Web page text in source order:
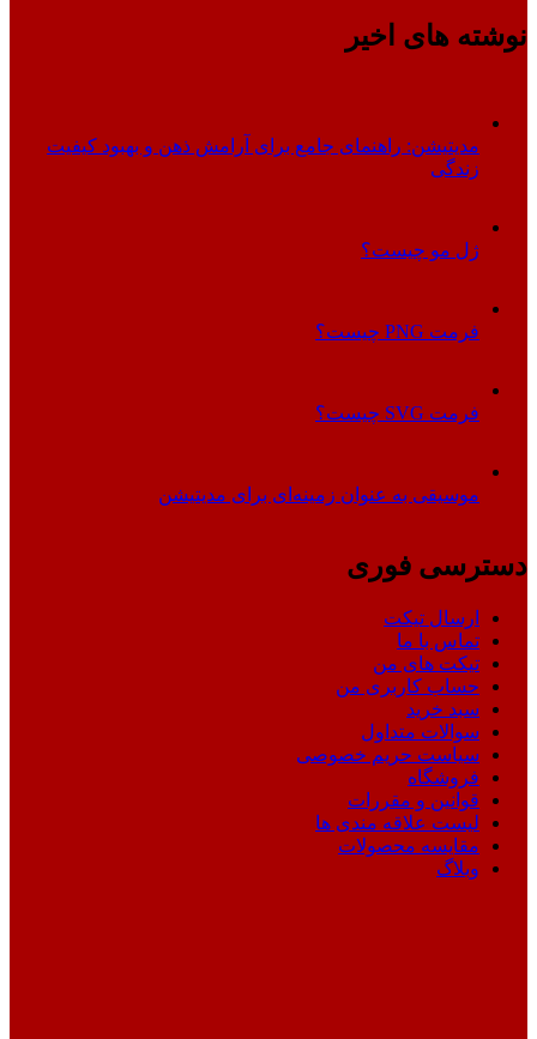
نوشته های اخیر
مدیتیشن: راهنمای جامع برای آرامش ذهن و بهبود کیفیت
زندگی
ژل مو چیست؟
فرمت PNG چیست؟
فرمت SVG چیست؟
موسیقی به عنوان زمینه‌ای برای مدیتیشن
دسترسی فوری
ارسال تیکت
تماس با ما
تیکت های من
حساب کاربری من
سبد خرید
سوالات متداول
سیاست حریم خصوصی
فروشگاه
قوانین و مقررات
لیست علاقه مندی ها
مقایسه محصولات
وبلاگ